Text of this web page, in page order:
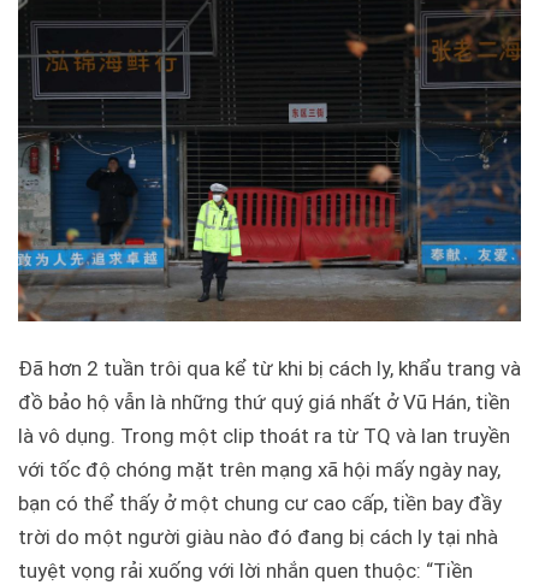
Đã hơn 2 tuần trôi qua kể từ khi bị cách ly, khẩu trang và
đồ bảo hộ vẫn là những thứ quý giá nhất ở Vũ Hán, tiền
là vô dụng. Trong một clip thoát ra từ TQ và lan truyền
với tốc độ chóng mặt trên mạng xã hội mấy ngày nay,
bạn có thể thấy ở một chung cư cao cấp, tiền bay đầy
trời do một người giàu nào đó đang bị cách ly tại nhà
tuyệt vọng rải xuống với lời nhắn quen thuộc: “Tiền